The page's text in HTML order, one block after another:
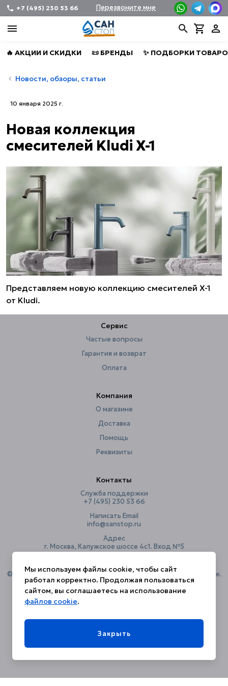
+7 (495) 230 53 66 Перезвоните мне
🔥 АКЦИИ И СКИДКИ 📜 БРЕНДЫ ✨ ПОДБОРКИ
Новости, обзоры, статьи
10 января 2025 г.
Новая коллекция
смесителей Kludi X-1
Представляем новую коллекцию смесителей X-1
от Kludi.
Сервис
Частые вопросы
Гарантия и возврат
Оплата
Компания
О магазине
Доставка
Помощь
Реквизиты
Контакты
Служба поддержки
+7 (495) 230 53 66
Написать Email
info@sanstop.ru
Адрес
г. Москва, Калужское шоссе 4с1. Вход №5
© 2018–2026 САНСТОП — Ваш эксперт в надежной сантехнике.
Более 8 лет на рынке.⭐️
Политика конфиденциальности
Мы используем файлы cookie, чтобы сайт
работал корректно. Продолжая пользоваться
сайтом, вы соглашаетесь на использование
файлов cookie.
Закрыть